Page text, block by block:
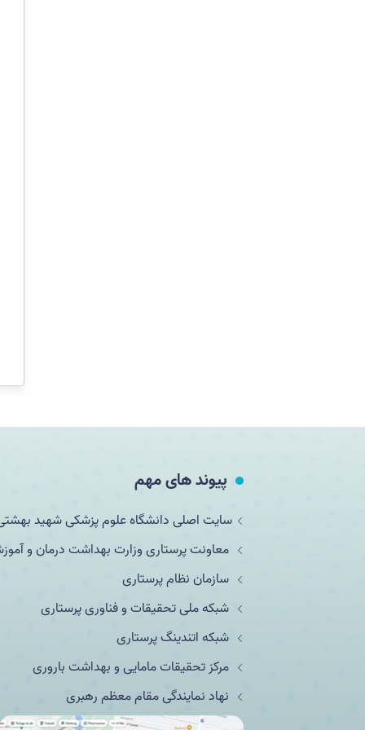
پیوند های مهم
سایت اصلی دانشگاه علوم پزشکی شهید
معاونت پرستاری وزارت بهداشت درمان و
سازمان نظام پرستاری
شبکه ملی تحقيقات و فناوری پرستاری
شبکه اتندینگ پرستاری
مرکز تحقیقات مامایی و بهداشت باروری
نهاد نمایندگی مقام معظم رهبری